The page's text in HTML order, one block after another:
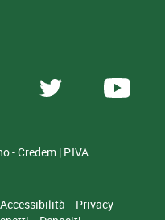
- Credem | P.IVA
Accessibilità
Privacy